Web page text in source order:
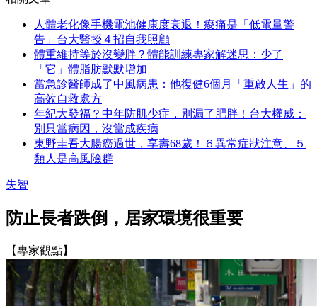
人體老化像手機電池健康度衰退！痠痛是「低電量警
告」台大醫授４招自我照顧
體重維持等於沒變胖？體能訓練專家解迷思：少了
「它」體脂肪默默增加
當急診醫師成了中風病患：他復健6個月「重啟人生」的
高效自救處方
年紀大發福？中年防肌少症，別漏了肥胖！台大權威：
別只當病因，沒當成疾病
東野圭吾大腸癌過世，享壽68歲！６異常症狀注意、５
類人是高風險群
失智
防止長者跌倒，居家環境很重要
【專家觀點】